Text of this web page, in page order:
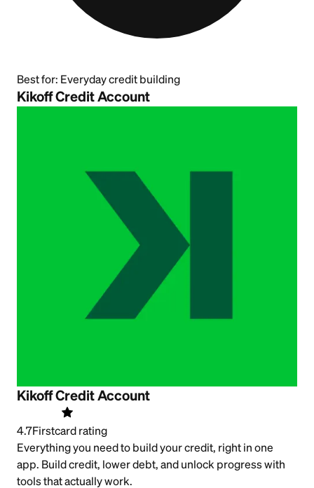
Best for: Everyday credit building
Kikoff Credit Account
Kikoff Credit Account
4.7Firstcard rating
Everything you need to build your credit, right in one
app. Build credit, lower debt, and unlock progress with
tools that actually work.